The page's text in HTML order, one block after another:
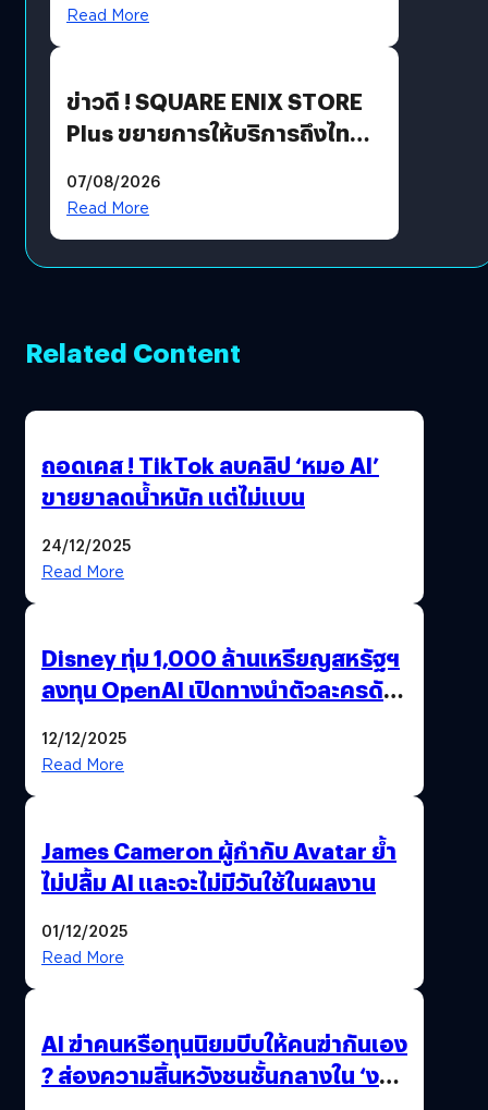
Read More
ข่าวดี ! SQUARE ENIX STORE
Plus ขยายการให้บริการถึงไทย
โดยตรง
07/08/2026
Read More
Related Content
ถอดเคส ! TikTok ลบคลิป ‘หมอ AI’
ขายยาลดน้ำหนัก แต่ไม่แบน
24/12/2025
Read More
Disney ทุ่ม 1,000 ล้านเหรียญสหรัฐฯ
ลงทุน OpenAI เปิดทางนำตัวละครดัง
12/12/2025
Read More
James Cameron ผู้กำกับ Avatar ย้ำ
ไม่ปลื้ม AI และจะไม่มีวันใช้ในผลงาน
01/12/2025
Read More
AI ฆ่าคนหรือทุนนิยมบีบให้คนฆ่ากันเอง
? ส่องความสิ้นหวังชนชั้นกลางใน ‘งาน